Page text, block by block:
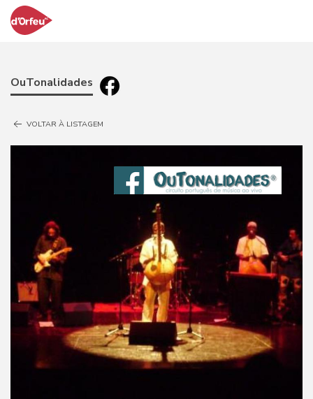
OuTonalidades
VOLTAR À LISTAGEM